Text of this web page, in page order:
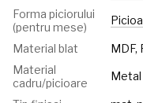
Forma piciorului
(pentru mese)
Material blat
MDF,
Material
cadru/picioare
Metal